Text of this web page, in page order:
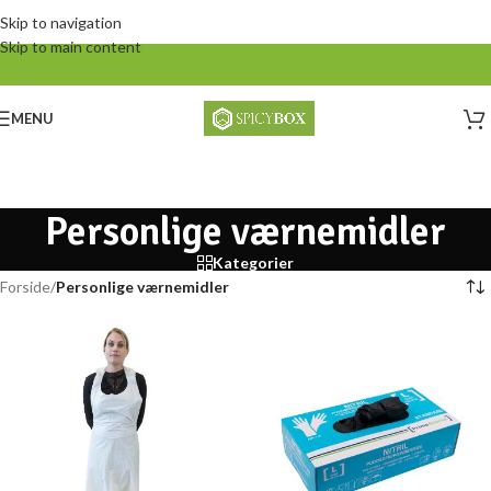
Skip to navigation
Skip to main content
MENU
Personlige værnemidler
Kategorier
Forside/Personlige værnemidler